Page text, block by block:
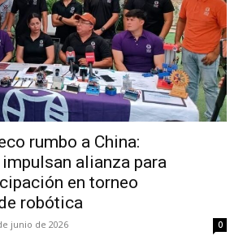
rumbo a China:
alianza para
en torneo
robótica
junio de 2026 0